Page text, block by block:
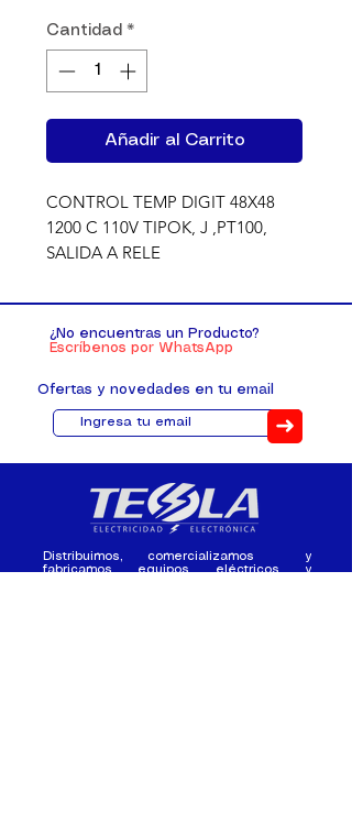
Cantidad *
Añadir al Carrito
CONTROL TEMP DIGIT 48X48
1200 C 110V TIPOK, J ,PT100,
SALIDA A RELE
¿No encuentras un Producto?
Escríbenos por WhatsApp
Ofertas y novedades en tu email
➜
Distribuimos, comercializamos y
fabricamos equipos eléctricos y